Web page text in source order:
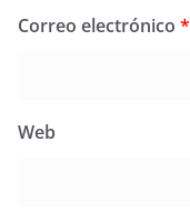
Correo electrónico *
Web